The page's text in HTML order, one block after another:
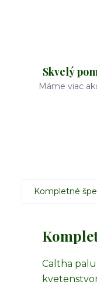
Skvelý
Máme viac
Kompletné
Caltha